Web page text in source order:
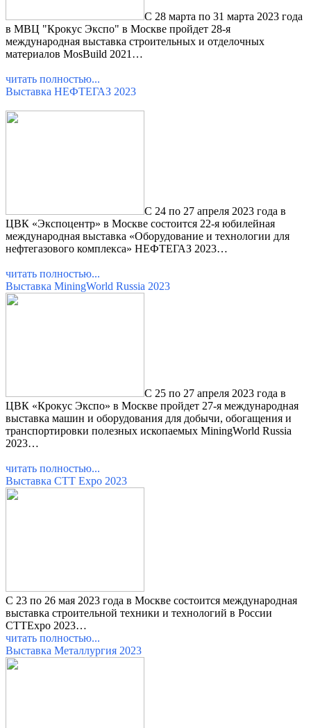
С 28 марта по 31 марта 2023 года
в МВЦ "Крокус Экспо" в Москве пройдет 28-я
международная выставка строительных и отделочных
материалов MosBuild 2021…
читать полностью...
Выставка НЕФТЕГАЗ 2023
С 24 по 27 апреля 2023 года в
ЦВК «Экспоцентр» в Москве состоится 22-я юбилейная
международная выставка «Оборудование и технологии для
нефтегазового комплекса» НЕФТЕГАЗ 2023…
читать полностью...
Выставка MiningWorld Russia 2023
С 25 по 27 апреля 2023 года в
ЦВК «Крокус Экспо» в Москве пройдет 27-я международная
выставка машин и оборудования для добычи, обогащения и
транспортировки полезных ископаемых MiningWorld Russia
2023…
читать полностью...
Выставка СТТ Expo 2023
С 23 по 26 мая 2023 года в Москве состоится международная
выставка строительной техники и технологий в России
CTTExpo 2023…
читать полностью...
Выставка Металлургия 2023